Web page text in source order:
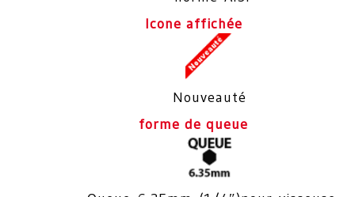
Icone affichée
Nouveauté
forme de queue